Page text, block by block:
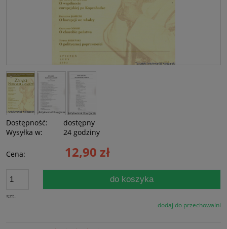
Dostępność:
dostępny
Wysyłka w:
24 godziny
Cena: 12,90 zł
szt.
do koszyka
dodaj do przechowalni